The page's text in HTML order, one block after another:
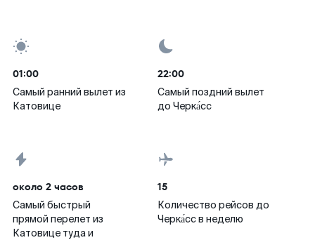
01:00
Самый ранний вылет из
Катовице
22:00
Самый поздний вылет
до Черка́сс
около 2 часов
Самый быстрый
прямой перелет из
Катовице туда и
15
Количество рейсов до
Черка́сс в неделю